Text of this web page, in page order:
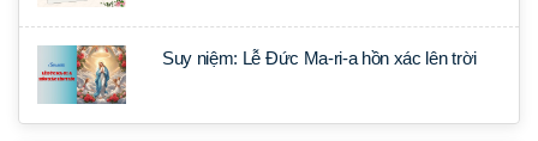
Suy niệm: Lễ Đức Ma-ri-a hồn xác lên trời